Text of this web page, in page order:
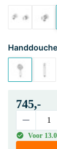
745,-
Voor